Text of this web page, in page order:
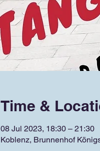
Time &
08 Jul 2023, 18:30 – 21:30
Koblenz, Brunnenhof